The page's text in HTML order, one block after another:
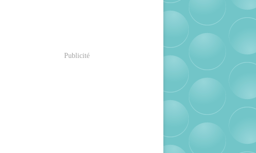
Publicité